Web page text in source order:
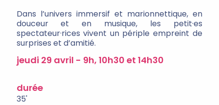
Dans l’univers immersif et marionnettique, en
douceur et en musique, les petit·es
spectateur·rices vivent un périple empreint de
surprises et d’amitié.
jeudi 29 avril - 9h, 10h30 et 14h30
durée
35'